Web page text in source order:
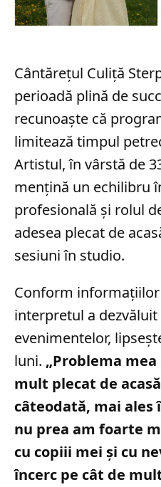
Cântărețul Culiță
perioadă plină de
recunoaște că
limitează timpul
Artistul, în vârstă de
mențină un echilibru
profesională și rolul
adesea plecat de
sesiuni în studio.
Conform
interpretul a dezvăluit
evenimentelor,
luni. „Problema
mult plecat de
câteodată, mai ales
nu prea am foarte
cu copiii mei și cu
încerc pe cât de